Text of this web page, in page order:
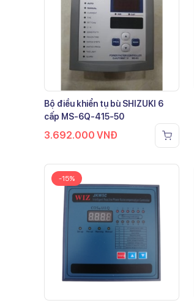
Bộ điều khiển tụ bù SHIZUKI 6
cấp MS-6Q-415-50
3.692.000 VNĐ
-15%